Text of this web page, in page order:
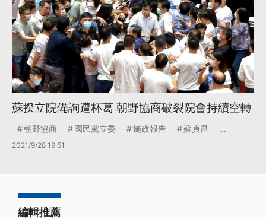
蘇揆立院備詢遭杯葛 朝野協商破裂院會持續空轉
朝野協商 國民黨立委 施政報告 蘇貞昌 ...
2021/9/28 19:51
編輯推薦